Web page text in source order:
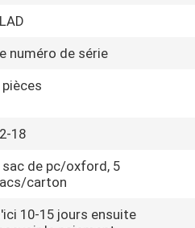
numéro de série
pièces
18
sac de pc/oxford, 5
carton
10-15 jours ensuite